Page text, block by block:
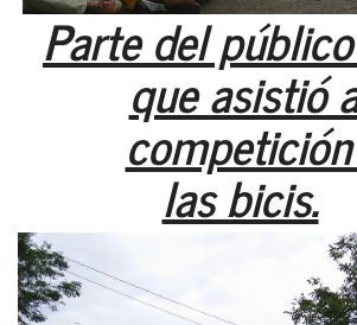
Parte del
que asistió
las bicis.